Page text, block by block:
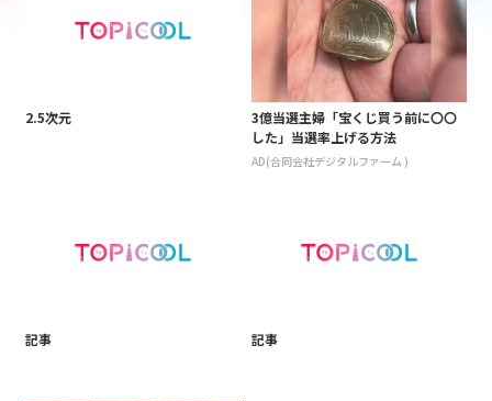
2.5次元
3億当選主婦「宝くじ買う前に〇〇
した」当選率上げる方法
AD(合同会社デジタルファーム )
記事 記事